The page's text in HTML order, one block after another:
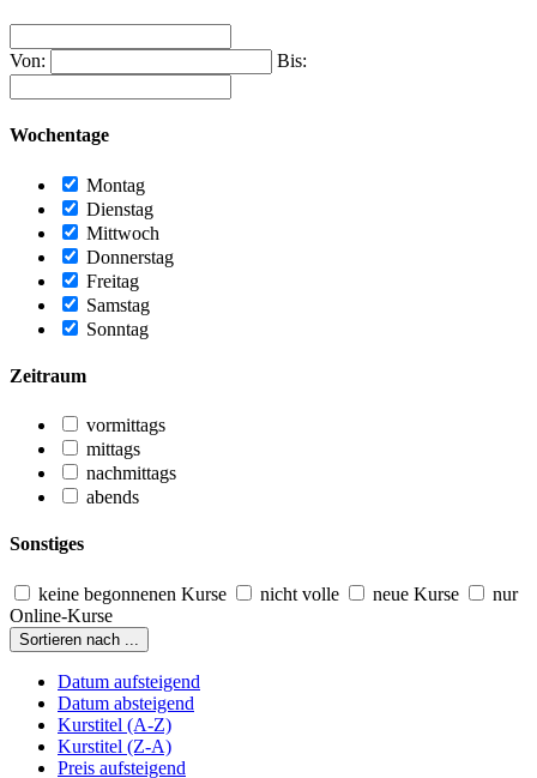
Von: Bis:
Wochentage
Montag
Dienstag
Mittwoch
Donnerstag
Freitag
Samstag
Sonntag
Zeitraum
vormittags
mittags
nachmittags
abends
Sonstiges
keine begonnenen Kurse nicht volle neue Kurse
nur
Online-Kurse
Sortieren nach ...
Datum aufsteigend
Datum absteigend
Kurstitel (A-Z)
Kurstitel (Z-A)
Preis aufsteigend